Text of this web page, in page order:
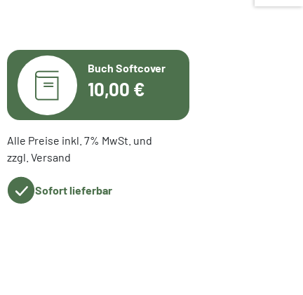
Buch Softcover
10,00 €
Alle Preise inkl. 7% MwSt. und
zzgl. Versand
Sofort lieferbar